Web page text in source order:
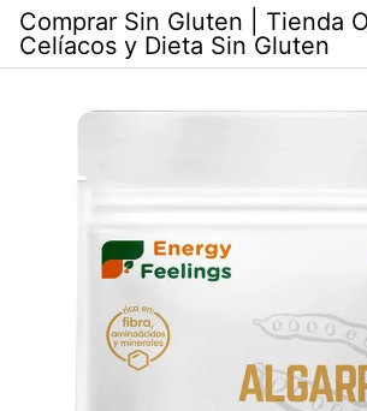
Skip
content
Comprar Sin Gluten | Tienda
Celíacos y Dieta Sin Gluten